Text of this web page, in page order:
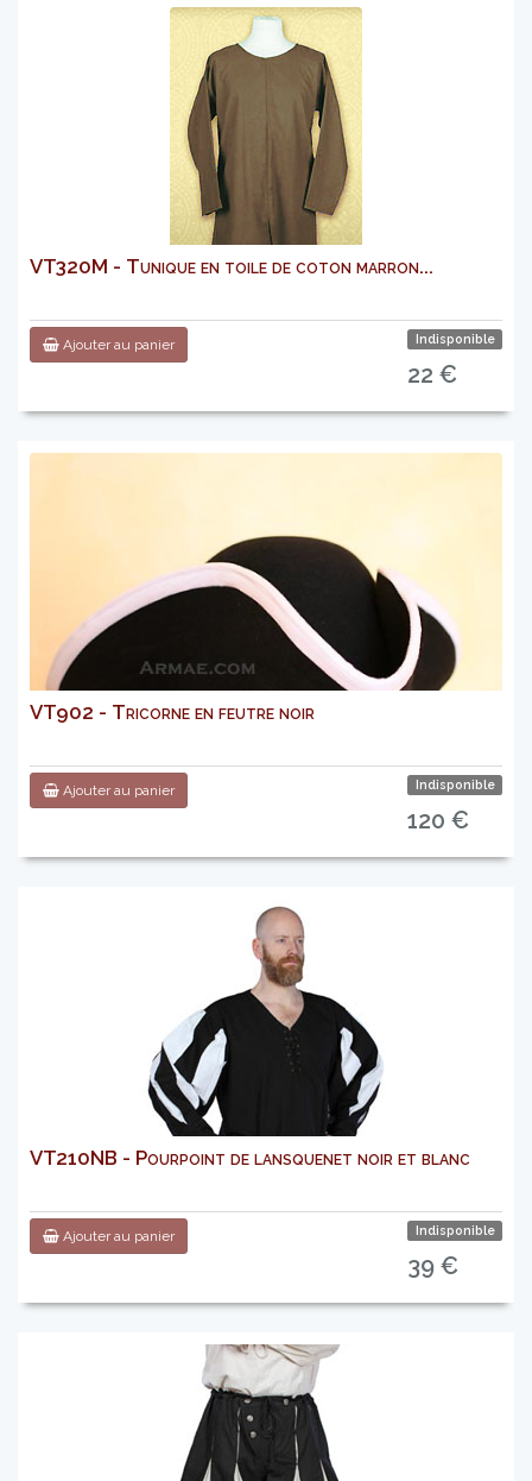
VT320M - Tunique en toile de coton marron...
Ajouter au panier Indisponible
22 €
VT902 - Tricorne en feutre noir
Ajouter au panier Indisponible
120 €
VT210NB - Pourpoint de lansquenet noir et blanc
Ajouter au panier Indisponible
39 €